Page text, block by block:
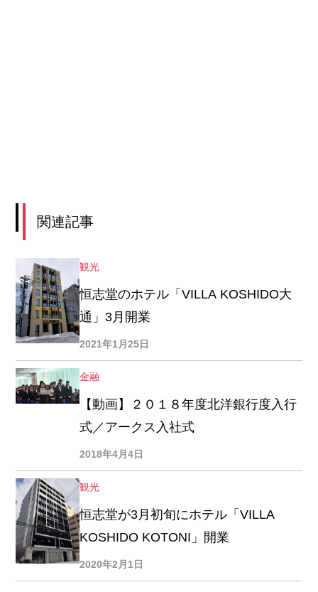
関連記事
観光
恒志堂のホテル「VILLA KOSHIDO大
通」3月開業
2021年1月25日
金融
【動画】２０１８年度北洋銀行度入行
式／アークス入社式
2018年4月4日
観光
恒志堂が3月初旬にホテル「VILLA
KOSHIDO KOTONI」開業
2020年2月1日